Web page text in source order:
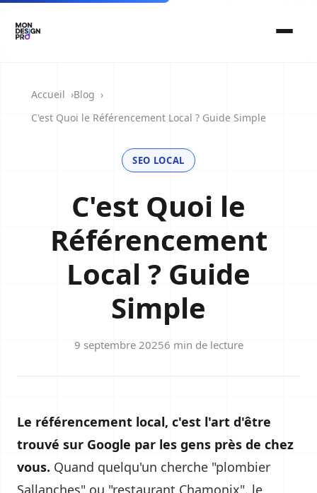
Accueil
Blog
C'est Quoi le Référencement Local ? Guide Simple
SEO LOCAL
C'est Quoi le
Référencement
Local ? Guide
Simple
9 septembre 20256 min de lecture
Le référencement local, c'est l'art d'être
trouvé sur Google par les gens près de chez
vous. Quand quelqu'un cherche "plombier
Sallanches" ou "restaurant Chamonix", le